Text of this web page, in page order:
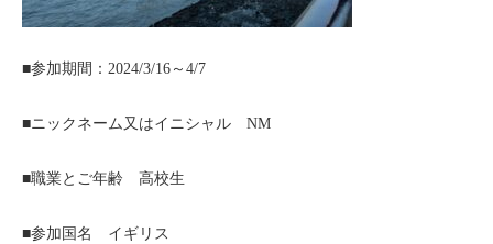
バリ
ベトナム
マルタ島
モンゴル
ジョグジャ
■参加期間：2024/3/16～4/7
■ニックネーム又はイニシャル NM
■職業とご年齢 高校生
■参加国名 イギリス